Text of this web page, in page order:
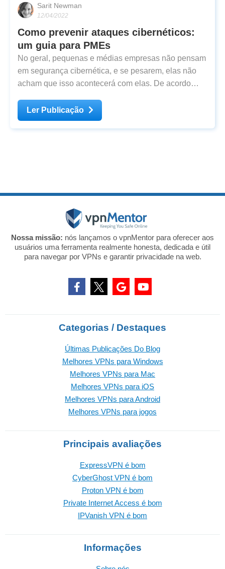
Sarit Newman
12/04/2022
Como prevenir ataques cibernéticos:
um guia para PMEs
No geral, pequenas e médias empresas não pensam
em segurança cibernética, e se pesarem, elas não
acham que isso acontecerá com elas. De acordo
Ler Publicação
Nossa missão: nós lançamos o vpnMentor para oferecer aos
usuários uma ferramenta realmente honesta, dedicada e útil
para navegar por VPNs e garantir privacidade na web.
Categorias / Destaques
Últimas Publicações Do Blog
Melhores VPNs para Windows
Melhores VPNs para Mac
Melhores VPNs para iOS
Melhores VPNs para Android
Melhores VPNs para jogos
Principais avaliações
ExpressVPN é bom
CyberGhost VPN é bom
Proton VPN é bom
Private Internet Access é bom
IPVanish VPN é bom
Informações